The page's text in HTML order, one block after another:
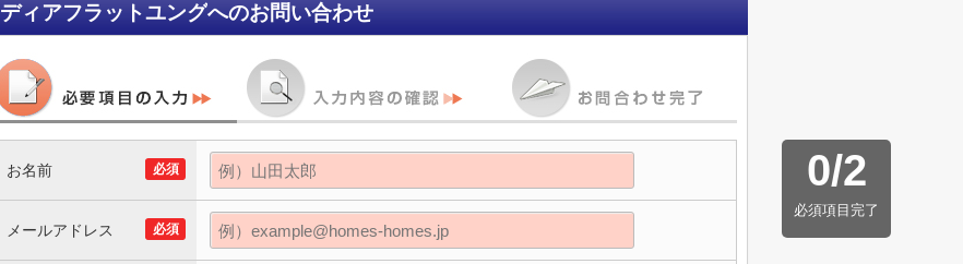
ディアフラットユングへのお問い合わせ
0/2
必須項目完了
必須
お名前
必須
メールアドレス